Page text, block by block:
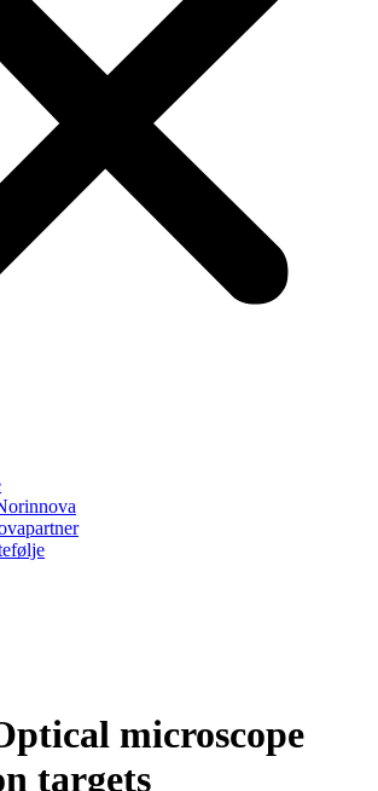
microscope
targets